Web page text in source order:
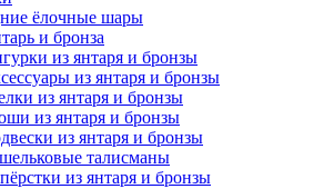
ёлочные шары
и бронза
из янтаря и бронзы
из янтаря и бронзы
из янтаря и бронзы
из янтаря и бронзы
из янтаря и бронзы
талисманы
из янтаря и бронзы